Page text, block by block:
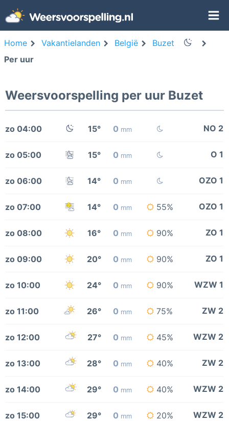
Home Vakantielanden België
Buzet
Per uur
Weersvoorspelling per uur Buzet
zo 04:00 15° 0 mm NO 2
zo 05:00 15° 0 mm O 1
zo 06:00 14° 0 mm OZO 1
zo 07:00 14° 0 mm 55% OZO 1
zo 08:00 16° 0 mm 90% ZO 1
zo 09:00 20° 0 mm 90% ZO 1
zo 10:00 24° 0 mm 90% WZW 1
zo 11:00 26° 0 mm 75% ZW 2
zo 12:00 27° 0 mm 45% WZW 2
zo 13:00 28° 0 mm 40% ZW 2
zo 14:00 29° 0 mm 40% WZW 2
zo 15:00 29° 0 mm 20% WZW 2